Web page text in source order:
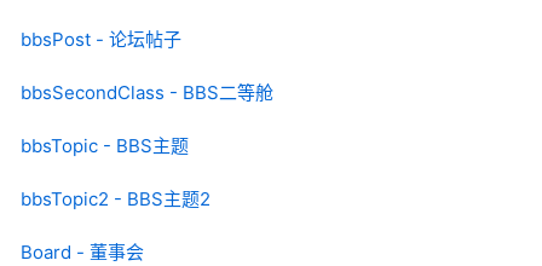
bbsPost - 论坛帖子
bbsSecondClass - BBS二等舱
bbsTopic - BBS主题
bbsTopic2 - BBS主题2
Board - 董事会